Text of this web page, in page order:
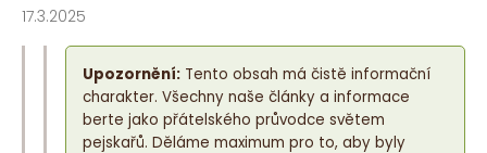
17.3.2025
Upozornění: Tento obsah má čistě informační
charakter. Všechny naše články a informace
berte jako přátelského průvodce světem
pejskařů. Děláme maximum pro to, aby byly
o
p